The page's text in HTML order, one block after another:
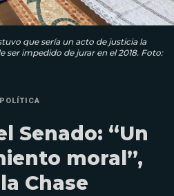
que sería un acto de justicia la
ser impedido de jurar en el 2018. Foto:
POLÍTICA
Senado: “Un
moral”,
Chase